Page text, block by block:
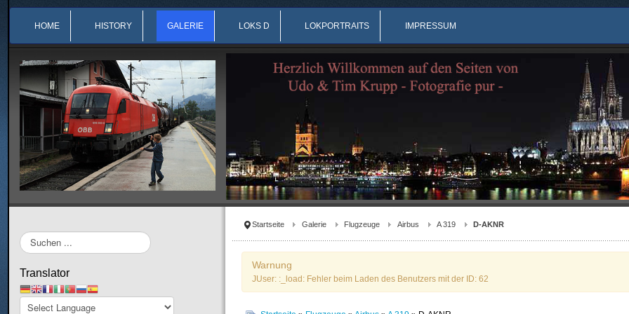
HOME HISTORY GALERIE LOKS D LOKPORTRAITS IMPRESSUM
Startseite Galerie Flugzeuge Airbus A 319 D-AKNR
Warnung
JUser: :_load: Fehler beim Laden des Benutzers mit der ID: 62
Suchen
...
Translator